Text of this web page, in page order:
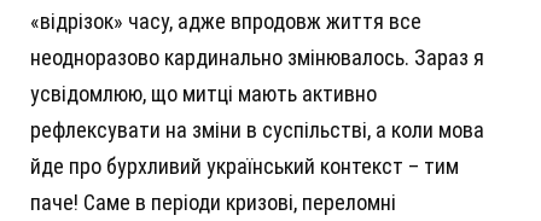
«відрізок» часу, адже впродовж життя все
неодноразово кардинально змінювалось. Зараз я
усвідомлюю, що митці мають активно
рефлексувати на зміни в суспільстві, а коли мова
йде про бурхливий український контекст – тим
паче! Саме в періоди кризові, переломні